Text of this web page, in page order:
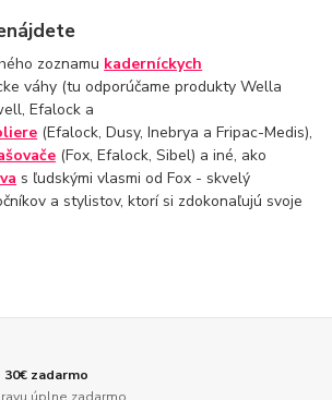
zoznamu kaderníckych
váhy (tu odporúčame produkty Wella
Efalock a
(Efalock, Dusy, Inebrya a Fripac-Medis),
(Fox, Efalock, Sibel) a iné, ako
s ľudskými vlasmi od Fox - skvelý
a stylistov, ktorí si zdokonaľujú svoje
zadarmo
úplne zadarmo